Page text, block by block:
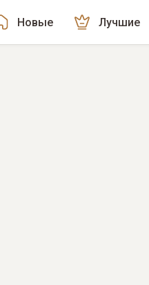
Новые Лучшие